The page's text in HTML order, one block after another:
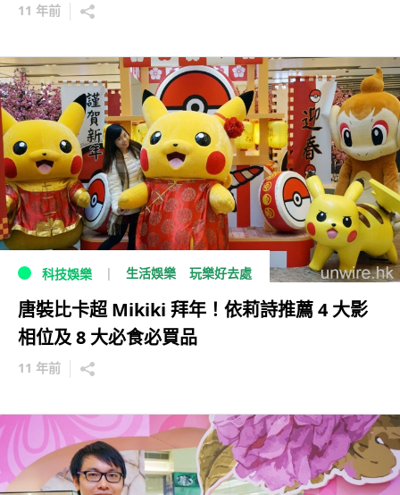
11 年前
科技娛樂 生活娛樂 玩樂好去處
唐裝比卡超 Mikiki 拜年！依莉詩推薦 4 大影
相位及 8 大必食必買品
11 年前